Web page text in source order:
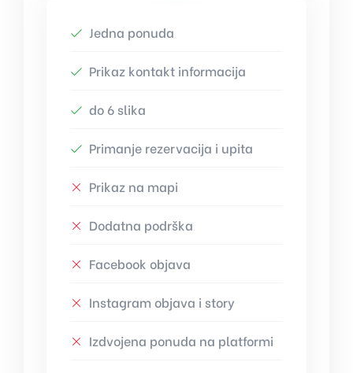
Jedna ponuda
Prikaz kontakt informacija
do 6 slika
Primanje rezervacija i upita
Prikaz na mapi
Dodatna podrška
Facebook objava
Instagram objava i story
Izdvojena ponuda na platformi